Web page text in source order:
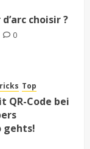
choisir ?
0
Top
QR-Code bei
gehts!